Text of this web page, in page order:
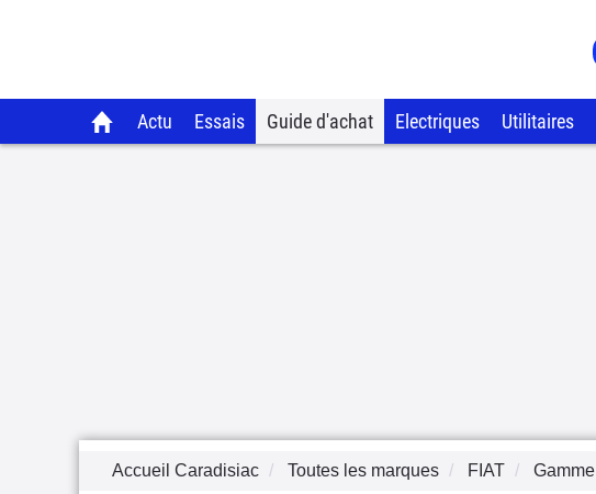
Actu Essais Guide d'achat Electriques Utilitaires
Accueil Caradisiac Toutes les marques FIAT Gamme